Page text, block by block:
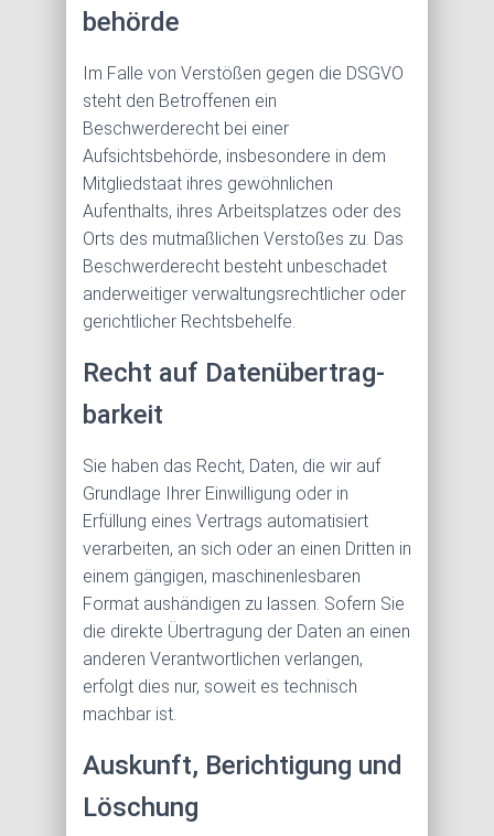
behörde
Im Falle von Verstößen gegen die DSGVO
steht den Betroffenen ein
Beschwerderecht bei einer
Aufsichtsbehörde, insbesondere in dem
Mitgliedstaat ihres gewöhnlichen
Aufenthalts, ihres Arbeitsplatzes oder des
Orts des mutmaßlichen Verstoßes zu. Das
Beschwerderecht besteht unbeschadet
anderweitiger verwaltungsrechtlicher oder
gerichtlicher Rechtsbehelfe.
Recht auf Daten­übertrag­
barkeit
Sie haben das Recht, Daten, die wir auf
Grundlage Ihrer Einwilligung oder in
Erfüllung eines Vertrags automatisiert
verarbeiten, an sich oder an einen Dritten in
einem gängigen, maschinenlesbaren
Format aushändigen zu lassen. Sofern Sie
die direkte Übertragung der Daten an einen
anderen Verantwortlichen verlangen,
erfolgt dies nur, soweit es technisch
machbar ist.
Auskunft, Berichtigung und
Löschung